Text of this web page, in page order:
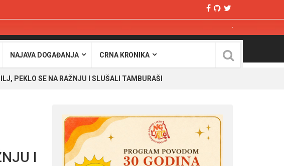
NAJAVA DOGAĐANJA CRNA KRONIKA
PEKLO SE NA RAŽNJU I SLUŠALI TAMBURAŠI
I